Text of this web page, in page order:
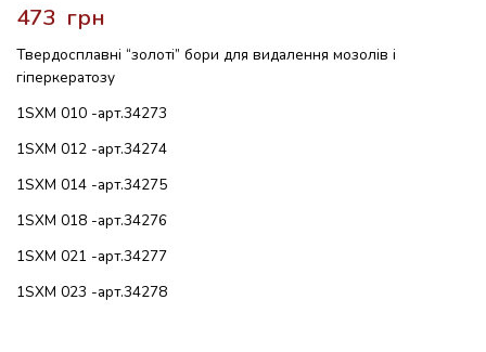
грн
Твердосплавні “золоті” бори для видалення мозолів і
гіперкератозу
1SXM 010 -арт.34273
1SXM 012 -арт.34274
1SXM 014 -арт.34275
1SXM 018 -арт.34276
1SXM 021 -арт.34277
1SXM 023 -арт.34278